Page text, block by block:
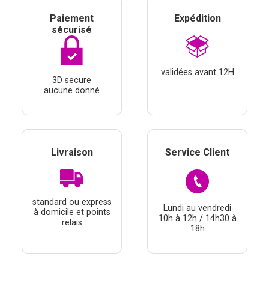
Paiement
sécurisé
3D secure
aucune donné
Expédition
validées avant 12H
Livraison
standard ou express
à domicile et points
relais
Service Client
Lundi au vendredi
10h à 12h / 14h30 à
18h